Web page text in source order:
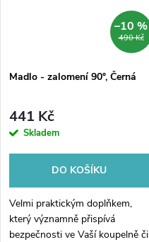
490 Kč
–10 %
Madlo - zalomení 90°, Černá
441 Kč
Skladem
DO KOŠÍKU
Velmi praktickým doplňkem,
který významně přispívá
bezpečnosti ve Vaší koupelně či